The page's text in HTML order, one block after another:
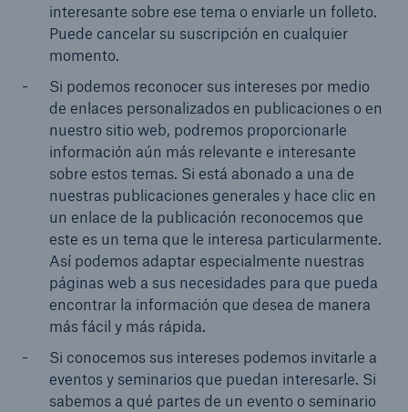
interesante sobre ese tema o enviarle un folleto.
Puede cancelar su suscripción en cualquier
momento.
Si podemos reconocer sus intereses por medio
de enlaces personalizados en publicaciones o en
nuestro sitio web, podremos proporcionarle
información aún más relevante e interesante
sobre estos temas. Si está abonado a una de
nuestras publicaciones generales y hace clic en
un enlace de la publicación reconocemos que
este es un tema que le interesa particularmente.
Así podemos adaptar especialmente nuestras
páginas web a sus necesidades para que pueda
encontrar la información que desea de manera
más fácil y más rápida.
Si conocemos sus intereses podemos invitarle a
eventos y seminarios que puedan interesarle. Si
sabemos a qué partes de un evento o seminario